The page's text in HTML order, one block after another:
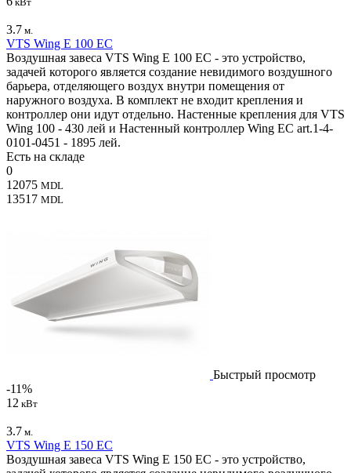
3.7 м.
VTS Wing E 100 EC
Воздушная завеса VTS Wing E 100 EC - это устройство,
задачей которого является создание невидимого воздушного
барьера, отделяющего воздух внутри помещения от
наружного воздуха. В комплект не входит крепления и
контроллер они идут отдельно. Настенные крепления для VTS
Wing 100 - 430 лей и Настенный контроллер Wing EC art.1-4-
0101-0451 - 1895 лей.
Есть на складе
0
12075 MDL
13517 MDL
Быстрый просмотр
-11%
12 кВт
3.7 м.
VTS Wing E 150 EC
Воздушная завеса VTS Wing E 150 EC - это устройство,